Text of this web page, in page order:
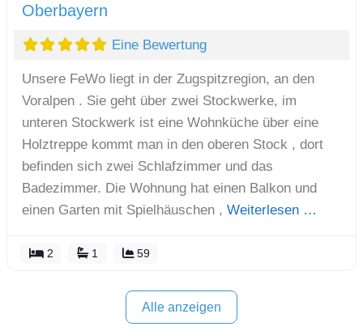
Oberbayern
Eine Bewertung
Unsere FeWo liegt in der Zugspitzregion, an den
Voralpen . Sie geht über zwei Stockwerke, im
unteren Stockwerk ist eine Wohnküche über eine
Holztreppe kommt man in den oberen Stock , dort
befinden sich zwei Schlafzimmer und das
Badezimmer. Die Wohnung hat einen Balkon und
einen Garten mit Spielhäuschen , Weiterlesen …
2 1 59
Alle anzeigen